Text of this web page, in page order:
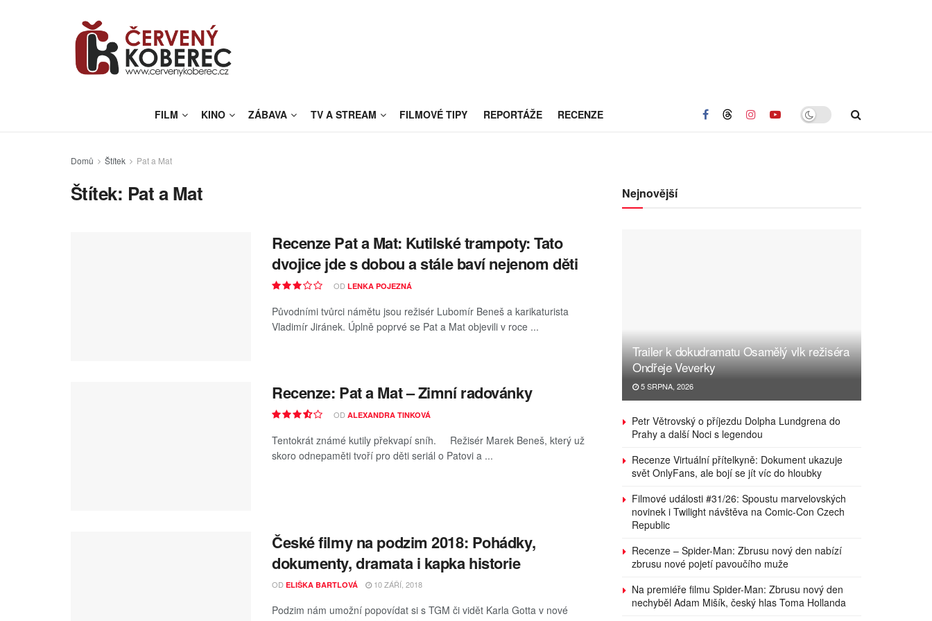
FILM KINO ZÁBAVA TV A STREAM FILMOVÉ TIPY REPORTÁŽE RECENZE
Domů Štítek Pat a Mat
Štítek: Pat a Mat
Recenze Pat a Mat: Kutilské trampoty: Tato
dvojice jde s dobou a stále baví nejenom děti
OD LENKA POJEZNÁ
Původními tvůrci námětu jsou režisér Lubomír Beneš a karikaturista
Vladimír Jiránek. Úplně poprvé se Pat a Mat objevili v roce ...
Recenze: Pat a Mat – Zimní radovánky
OD ALEXANDRA TINKOVÁ
Tentokrát známé kutily překvapí sníh. Režisér Marek Beneš, který už
skoro odnepaměti tvoří pro děti seriál o Patovi a ...
České filmy na podzim 2018: Pohádky,
dokumenty, dramata i kapka historie
OD ELIŠKA BARTLOVÁ 10 ZÁŘÍ, 2018
Podzim nám umožní popovídat si s TGM či vidět Karla Gotta v nové
Nejnovější
Trailer k dokudramatu Osamělý vlk režiséra
Ondřeje Veverky
5 SRPNA, 2026
Petr Větrovský o příjezdu Dolpha Lundgrena do
Prahy a další Noci s legendou
Recenze Virtuální přítelkyně: Dokument ukazuje
svět OnlyFans, ale bojí se jít víc do hloubky
Filmové události #31/26: Spoustu marvelovských
novinek i Twilight návštěva na Comic-Con Czech
Republic
Recenze – Spider-Man: Zbrusu nový den nabízí
zbrusu nové pojetí pavoučího muže
Na premiéře filmu Spider-Man: Zbrusu nový den
nechyběl Adam Mišík, český hlas Toma Hollanda